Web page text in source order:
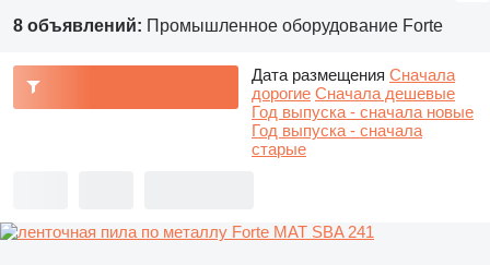
8 объявлений: Промышленное оборудование Forte
Дата размещения Сначала
дорогие Сначала дешевые
Год выпуска - сначала новые
Год выпуска - сначала
старые